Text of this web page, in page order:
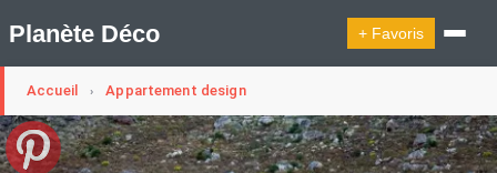
Planète Déco + Favoris
🛍︎ Shop Planète Déco ℹ︎ À propos
Accueil › Appartement design